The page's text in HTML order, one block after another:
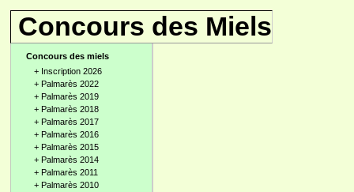
Concours des Miels
Concours des miels
+ Inscription 2026
+ Palmarès 2022
+ Palmarès 2019
+ Palmarès 2018
+ Palmarès 2017
+ Palmarès 2016
+ Palmarès 2015
+ Palmarès 2014
+ Palmarès 2011
+ Palmarès 2010